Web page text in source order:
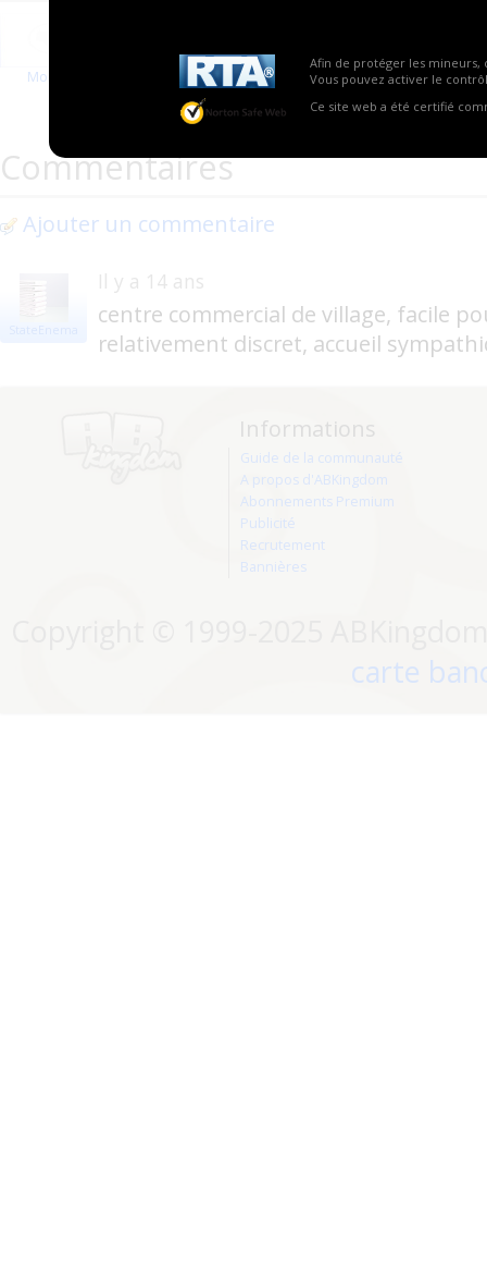
Afin de protéger les mineurs,
Vous pouvez activer le
Ce site web a été certifié
Molicare
Commentaires
Ajouter un commentaire
StateEnema
Il y a 14 ans
centre commercial de village, facile
relativement discret, accueil
Informations
Guide de la communauté
A propos d'ABKingdom
Abonnements Premium
Publicité
Recrutement
Bannières
carte